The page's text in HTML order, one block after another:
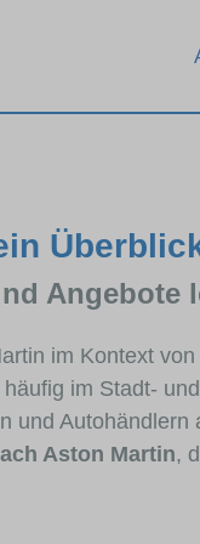
Angebote
im Kontext
im Stadt-
und Autohändlern
Aston Martin,